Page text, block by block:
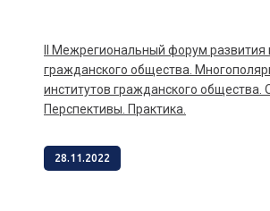
гражданского общества.
институтов гражданского общества.
Перспективы. Практика.
28.11.2022